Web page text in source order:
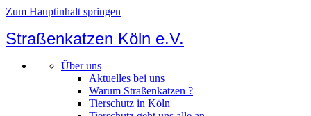
Zum Hauptinhalt springen
Straßenkatzen Köln e.V.
Über uns
Aktuelles bei uns
Warum Straßenkatzen ?
Tierschutz in Köln